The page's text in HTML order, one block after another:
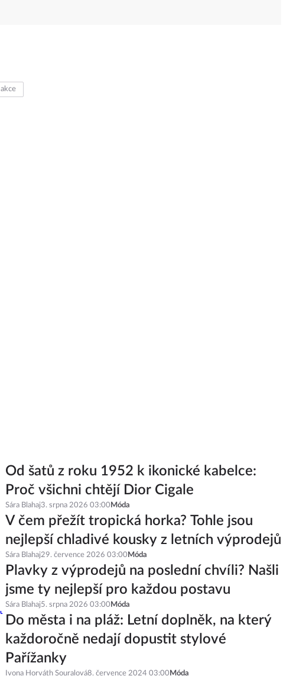
akce
Od šatů z roku 1952 k ikonické kabelce:
Proč všichni chtějí Dior Cigale
Sára Blahaj3. srpna 2026 03:00 Móda
V čem přežít tropická horka? Tohle jsou
nejlepší chladivé kousky z letních výprodejů
Sára Blahaj29. července 2026 03:00 Móda
Plavky z výprodejů na poslední chvíli? Našli
jsme ty nejlepší pro každou postavu
Sára Blahaj5. srpna 2026 03:00 Móda
Do města i na pláž: Letní doplněk, na který
každoročně nedají dopustit stylové
Pařížanky
Ivona Horváth Souralová8. července 2024 03:00 Móda